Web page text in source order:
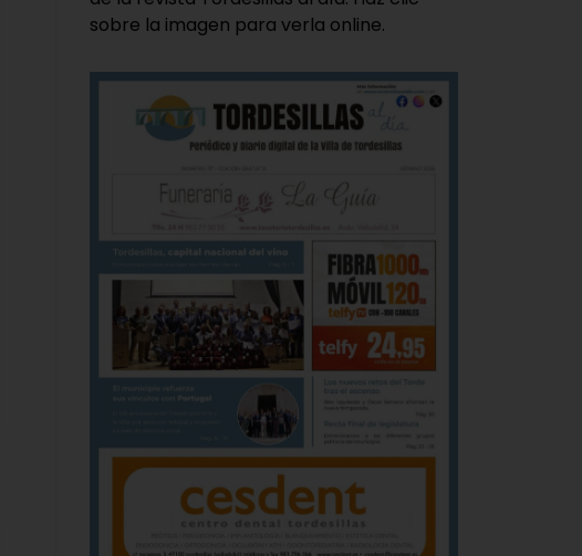
sobre la imagen para verla online.